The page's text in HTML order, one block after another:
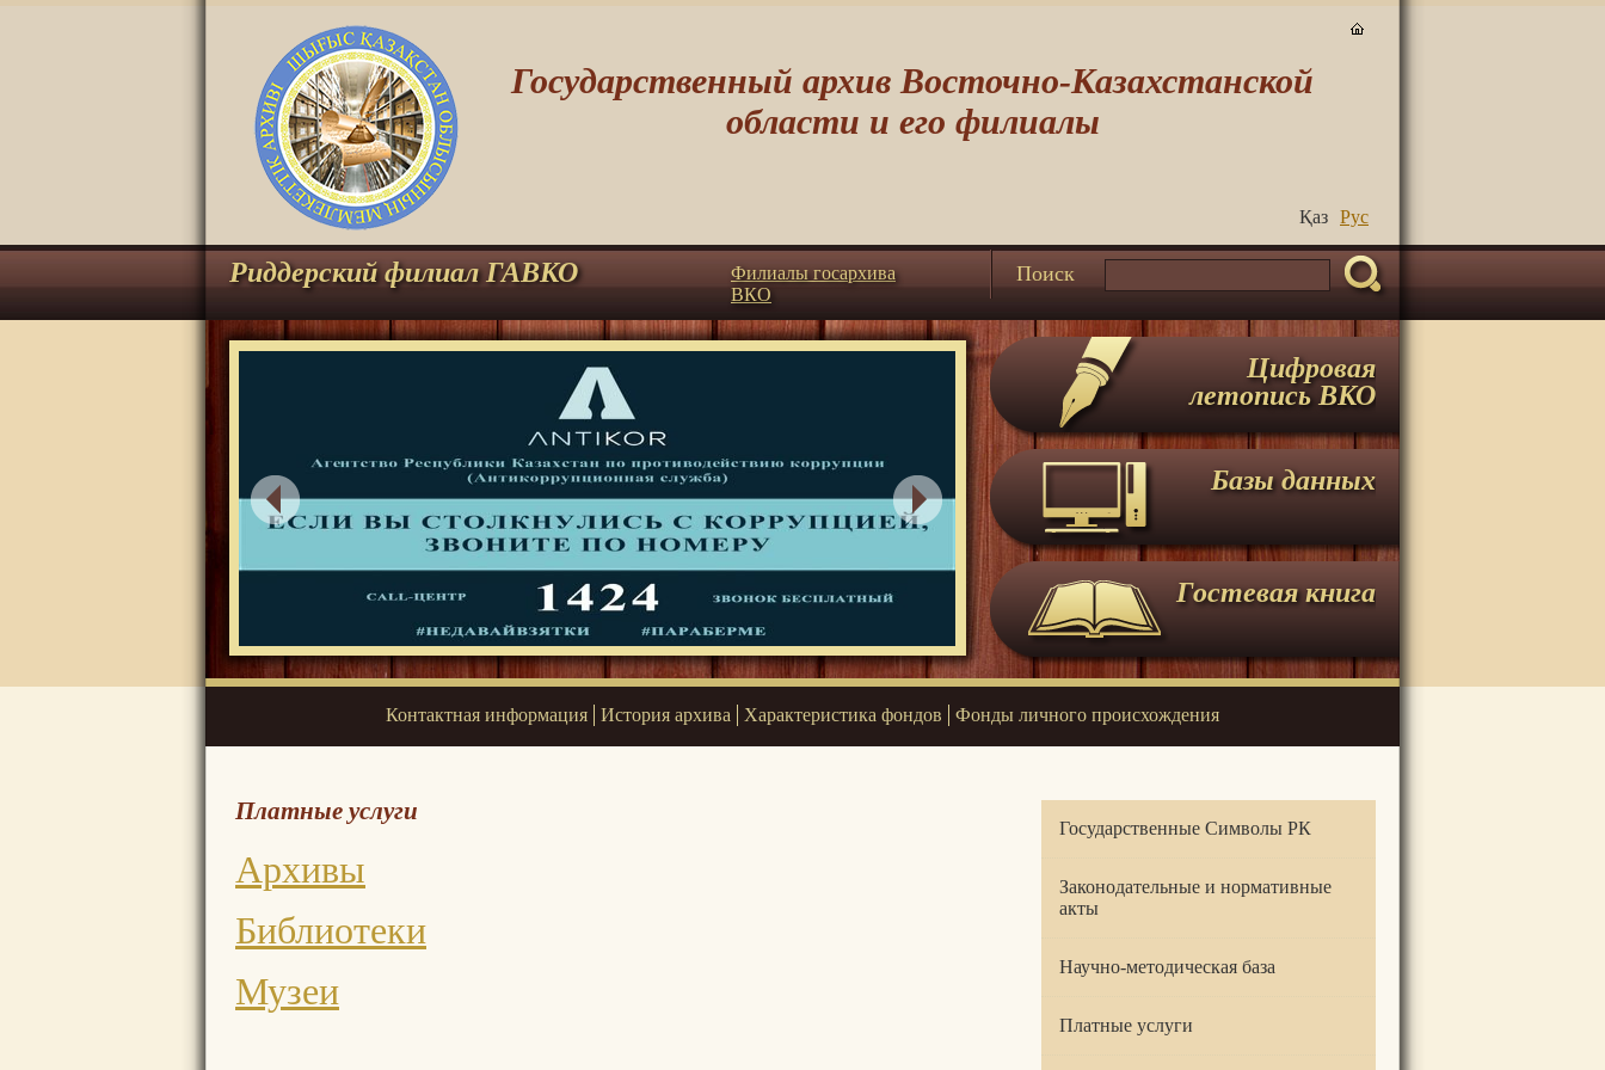
Государственный архив Восточно-Казахстанской
области и его филиалы
Қаз Руc
Риддерский филиал ГАВКО
Филиалы госархива
ВКО
Поиск
Цифровая
летопись ВКО
Базы данных
Гостевая книга
Контактная информация История архива Характеристика фондов Фонды личного происхождения
Платные услуги
Архивы
Библиотеки
Музеи
Государственные Символы РК
Законодательные и нормативные
акты
Научно-методическая база
Платные услуги